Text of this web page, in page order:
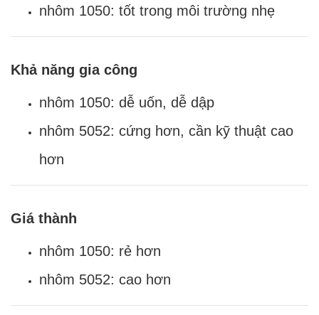
nhôm 1050: tốt trong môi trường nhẹ
Khả năng gia công
nhôm 1050: dễ uốn, dễ dập
nhôm 5052: cứng hơn, cần kỹ thuật cao
hơn
Giá thành
nhôm 1050: rẻ hơn
nhôm 5052: cao hơn